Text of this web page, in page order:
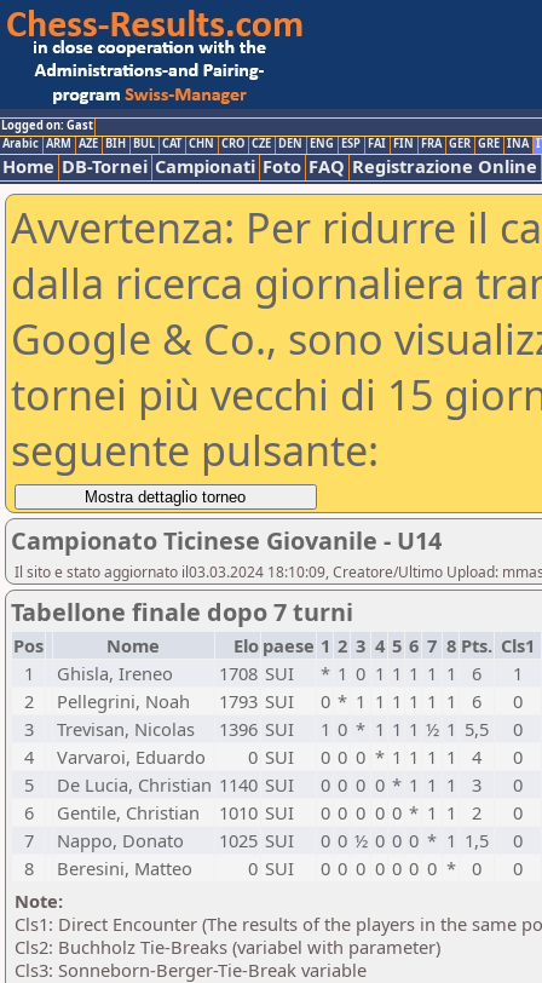
Logged on: Gast
Arabic ARM AZE BIH BUL CAT CHN CRO CZE DEN ENG ESP FAI FIN FRA GER GRE INA
Home DB-Tornei Campionati Foto FAQ Registrazione Online
Avvertenza: Per ridurre il
dalla ricerca giornaliera
Google & Co., sono
tornei più vecchi di 15
seguente pulsante:
Campionato Ticinese Giovanile - U14
Il sito e stato aggiornato il03.03.2024 18:10:09, Creatore/Ultimo Upload:
Tabellone finale dopo 7 turni
Pos Nome Elo paese 1 2 3 4 5 6 7 8 Pts. Cls1
1
Ghisla, Ireneo 1708 SUI * 1 0 1 1 1 1 1 6
1
2
Pellegrini, Noah 1793 SUI 0 * 1 1 1 1 1 1 6
0
3
Trevisan, Nicolas 1396 SUI 1 0 * 1 1 1 ½ 1 5,5
0
4
Varvaroi, Eduardo 0 SUI 0 0 0 * 1 1 1 1 4
0
5
De Lucia, Christian 1140 SUI 0 0 0 0 * 1 1 1 3
0
6
Gentile, Christian 1010 SUI 0 0 0 0 0 * 1 1 2
0
7
Nappo, Donato 1025 SUI 0 0 ½ 0 0 0 * 1 1,5
0
8
Beresini, Matteo 0 SUI 0 0 0 0 0 0 0 * 0
0
Note:
Cls1: Direct Encounter (The results of the players in the same
Cls2: Buchholz Tie-Breaks (variabel with parameter)
Cls3: Sonneborn-Berger-Tie-Break variable